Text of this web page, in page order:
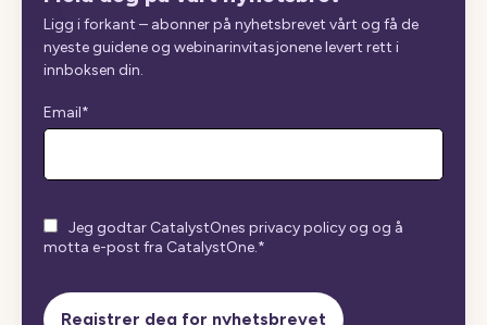
Ligg i forkant – abonner på nyhetsbrevet vårt og få de
nyeste guidene og webinarinvitasjonene levert rett i
innboksen din.
Email*
Jeg godtar CatalystOnes privacy policy og og å
motta e-post fra CatalystOne.*